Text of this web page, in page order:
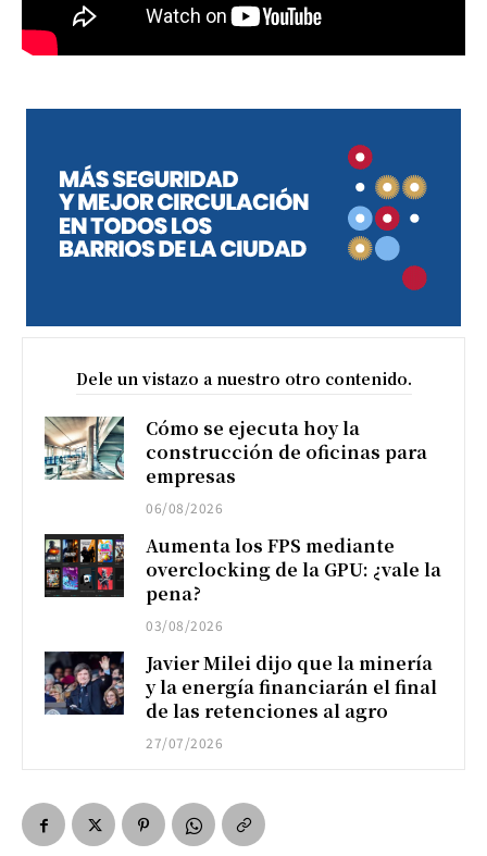
Dele un vistazo a nuestro otro contenido.
Cómo se ejecuta hoy la
construcción de oficinas para
empresas
06/08/2026
Aumenta los FPS mediante
overclocking de la GPU: ¿vale la
pena?
03/08/2026
Javier Milei dijo que la minería
y la energía financiarán el final
de las retenciones al agro
27/07/2026